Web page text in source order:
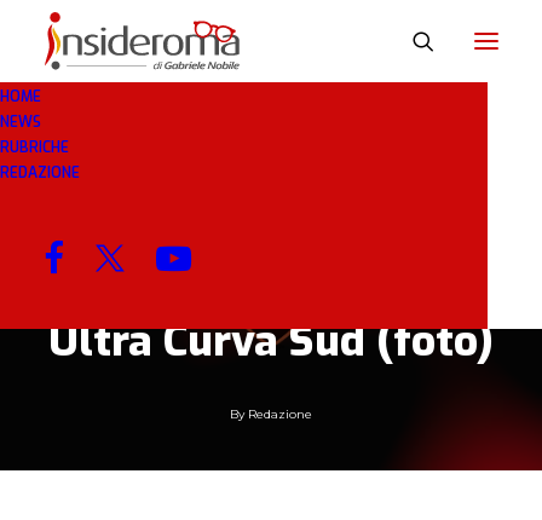
HOME
NEWS
RUBRICHE
REDAZIONE
9 GEN 2019
l’anniversario di
Ultrà Curva Sud (foto)
By Redazione